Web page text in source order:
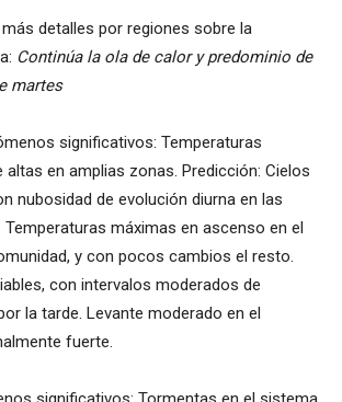
detalles por regiones sobre la
Continúa la ola de calor y predominio de
martes
significativos: Temperaturas
en amplias zonas. Predicción: Cielos
nubosidad de evolución diurna en las
máximas en ascenso en el
y con pocos cambios el resto.
con intervalos moderados de
la tarde. Levante moderado en el
fuerte.